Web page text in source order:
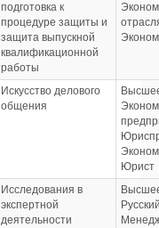
подготовка к
процедуре защиты и
защита выпускной
квалификационной
работы
Искусство делового
общения
Юрист
Исследования в
экспертной
деятельности